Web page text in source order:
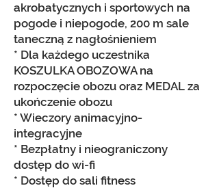
akrobatycznych i sportowych na
pogode i niepogode, 200 m sale
taneczną z nagłośnieniem
* Dla każdego uczestnika
KOSZULKA OBOZOWA na
rozpoczęcie obozu oraz MEDAL za
ukończenie obozu​
* Wieczory animacyjno-
integracyjne
* Bezpłatny i nieograniczony
dostęp do wi-fi
* Dostęp do sali fitness